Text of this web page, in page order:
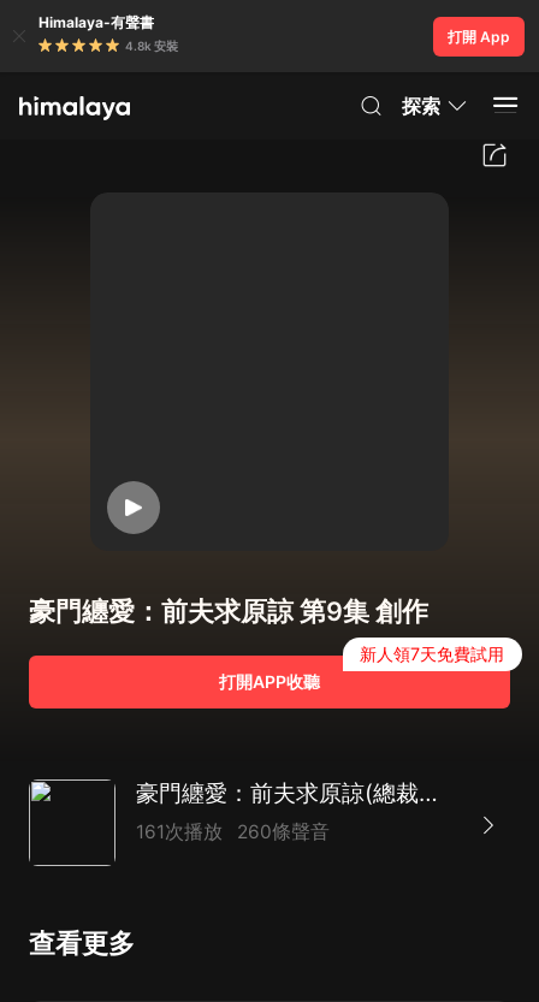
Himalaya-有聲書
4.8k 安裝
打開 App
探索
豪門纏愛：前夫求原諒 第9集 創作
打開APP收聽
新人領7天免費試用
豪門纏愛：前夫求原諒(總裁甜寵)
161次播放 260條聲音
查看更多